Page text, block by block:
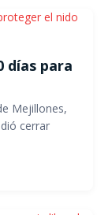
días para
Mejillones,
cerrar